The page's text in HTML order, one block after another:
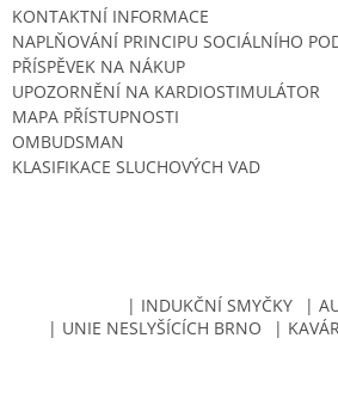
KONTAKTNÍ INFORMACE
NAPLŇOVÁNÍ PRINCIPU SOCIÁLNÍHO
PŘÍSPĚVEK NA NÁKUP
UPOZORNĚNÍ NA KARDIOSTIMULÁTOR
MAPA PŘÍSTUPNOSTI
OMBUDSMAN
KLASIFIKACE SLUCHOVÝCH VAD
| INDUKČNÍ SMYČKY
|
| UNIE NESLYŠÍCÍCH BRNO
|